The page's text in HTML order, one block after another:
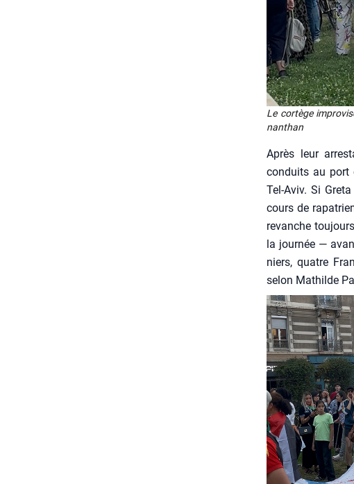
Le cor­tège
nan­than
Après leur
conduits au port
Tel-Aviv. Si
cours de
revanche
la jour­née —
niers, quatre
selon Mathilde